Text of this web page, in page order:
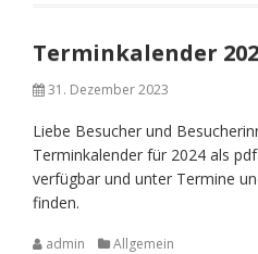
Terminkalender
31. Dezember 2023
Liebe Besucher und
Terminkalender für 2024 als
verfügbar und unter Termine
finden.
admin Allgemein